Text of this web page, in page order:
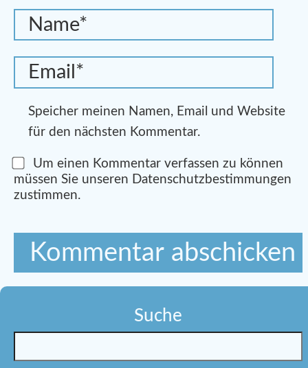
Speicher meinen Namen, Email und Website
für den nächsten Kommentar.
Um einen Kommentar verfassen zu können
müssen Sie unseren Datenschutzbestimmungen
zustimmen.
Suche